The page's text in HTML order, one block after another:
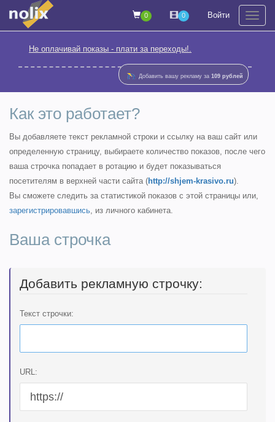
0 0 Войти
Не оплачивай показы - плати за переходы!.
Добавить вашу рекламу за109 рублей
Как это работает?
Вы добавляете текст рекламной строки и ссылку на ваш сайт или
определенную страницу, выбираете количество показов, после чего
ваша строчка попадает в ротацию и будет показываться
посетителям в верхней части сайта (http://shjem-krasivo.ru).
Вы сможете следить за статистикой показов с этой страницы или,
зарегистрировавшись, из личного кабинета.
Ваша строчка
Добавить рекламную строчку:
Текст строчки:
URL: